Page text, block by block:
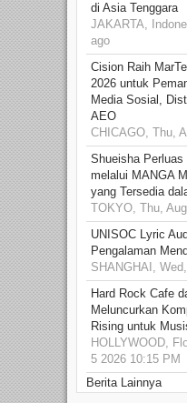
di Asia Tenggara
JAKARTA,
ago
Cision Raih
2026 untuk
Media Sosial,
AEO
CHICAGO, Thu,
Shueisha Perluas
melalui MANGA
yang Tersedia
TOKYO, Thu,
UNISOC Lyric
Pengalaman
SHANGHAI,
Hard Rock Cafe
Meluncurkan
Rising untuk
HOLLYWOOD,
5 2026 10:15 PM
Berita Lainnya